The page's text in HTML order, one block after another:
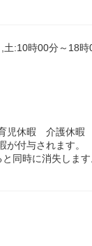
:10時00分～18
児休暇 介護休暇
が付与されます。
同時に消失します